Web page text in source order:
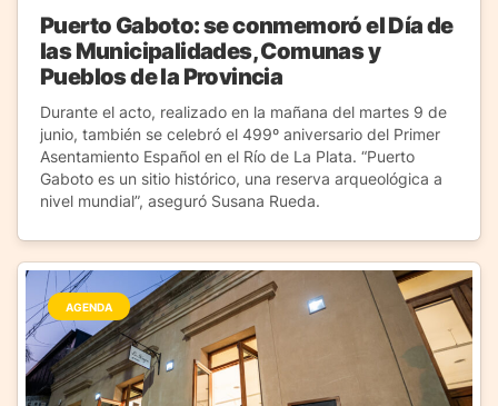
Puerto Gaboto: se conmemoró el Día de
las Municipalidades, Comunas y
Pueblos de la Provincia
Durante el acto, realizado en la mañana del martes 9 de
junio, también se celebró el 499º aniversario del Primer
Asentamiento Español en el Río de La Plata. “Puerto
Gaboto es un sitio histórico, una reserva arqueológica a
nivel mundial”, aseguró Susana Rueda.
AGENDA